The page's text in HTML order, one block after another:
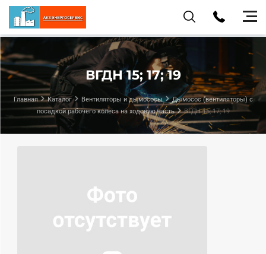
ВГДН 15; 17; 19
Главная Каталог Вентиляторы и дымососы
Дымосос (вентиляторы) с
посадкой рабочего колеса на ходовую часть
ВГДН 15; 17; 19